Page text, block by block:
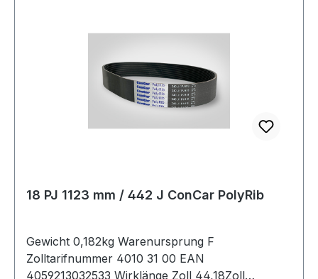
18 PJ 1123 mm / 442 J ConCar PolyRib
Gewicht 0,182kg Warenursprung F
Zolltarifnummer 4010 31 00 EAN
4059213032533 Wirklänge Zoll 44,18Zoll